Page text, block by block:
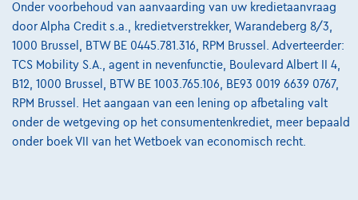
Vanaf €612,12 /maand
met een laatste maandaflossing
van€8.587,12
Ontdek het volledige cijfervoorbeeld
3390 Tielt-Winge,
Vergelijk
Onder voorbehoud van aanvaarding van uw kredietaanvraag
door Alpha Credit s.a., kredietverstrekker, Warandeberg 8/3,
1000 Brussel, BTW BE 0445.781.316, RPM Brussel. Adverteerder:
TCS Mobility S.A., agent in nevenfunctie, Boulevard Albert II 4,
B12, 1000 Brussel, BTW BE 1003.765.106, BE93 0019 6639 0767,
RPM Brussel. Het aangaan van een lening op afbetaling valt
onder de wetgeving op het consumentenkrediet, meer bepaald
onder boek VII van het Wetboek van economisch recht.